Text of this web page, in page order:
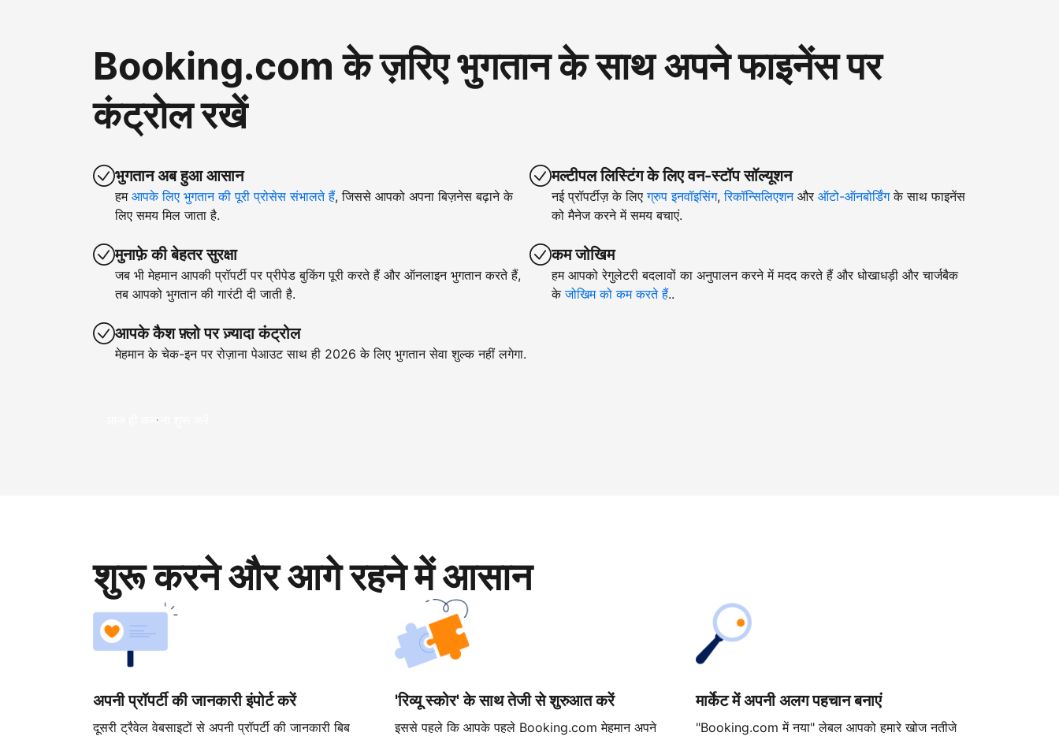
Booking.com के ज़रिए भुगतान के साथ अपने फाइनेंस पर
कंट्रोल रखें
भुगतान अब हुआ आसान
हम आपके लिए भुगतान की पूरी प्रोसेस संभालते हैं, जिससे आपको अपना बिज़नेस बढ़ाने के
लिए समय मिल जाता है.
मुनाफ़े की बेहतर सुरक्षा
जब भी मेहमान आपकी प्रॉपर्टी पर प्रीपेड बुकिंग पूरी करते हैं और ऑनलाइन भुगतान करते हैं,
तब आपको भुगतान की गारंटी दी जाती है.
आपके कैश फ़्लो पर ज़्यादा कंट्रोल
मेहमान के चेक-इन पर रोज़ाना पेआउट साथ ही 2026 के लिए भुगतान सेवा शुल्क नहीं लगेगा.
मल्टीपल लिस्टिंग के लिए वन-स्टॉप सॉल्यूशन
नई प्रॉपर्टीज़ के लिएग्रुप इनवॉइसिंग,रिकॉन्सिलिएशनऔर ऑटो-ऑनबोर्डिंगके साथ फाइनेंस
को मैनेज करने में समय बचाएं.
कम जोखिम
हम आपको रेगुलेटरी बदलावों का अनुपालन करने में मदद करते हैं और धोखाधड़ी और चार्जबैक
केजोखिम को कम करते हैं..
आज ही कमाना शुरू करें
शुरू करने और आगे रहने में आसान
अपनी प्रॉपर्टी की जानकारी इंपोर्ट करें
दूसरी ट्रैवेल वेबसाइटों से अपनी प्रॉपर्टी की जानकारी बिब
'रिव्यू स्कोर' के साथ तेजी से शुरुआत करें
इससे पहले कि आपके पहले Booking.com मेहमान अपने
मार्केट में अपनी अलग पहचान बनाएं
"Booking.com में नया" लेबल आपको हमारे खोज नतीजे